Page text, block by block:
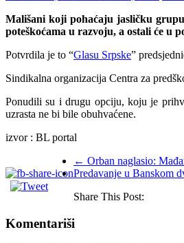
Mališani koji pohaćaju jasličku
poteškoćama u razvoju, a ostali će u
Potvrdila je to “Glasu Srpske”
Sindikalna organizacija Centra za
Ponudili su i drugu opciju, koju je
uzrasta ne bi bile obuhvaćene.
izvor : BL portal
← Orban naglasio:
Predavanje u Banskom
Share This Post:
Komentariši